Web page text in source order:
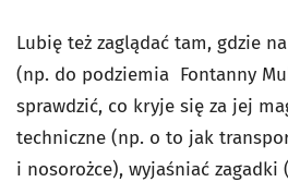
Lubię też zaglądać tam, gdzie
(np. do podziemia Fontanny
sprawdzić, co kryje się za jej
techniczne (np. o to jak
i nosorożce), wyjaśniać zagadki